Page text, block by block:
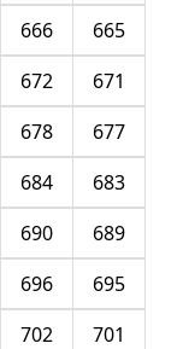
665
666
671
672
677
678
683
684
689
690
695
696
701
702